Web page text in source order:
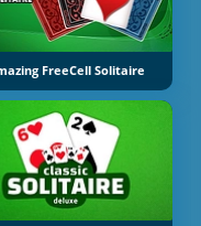
FreeCell Solitaire